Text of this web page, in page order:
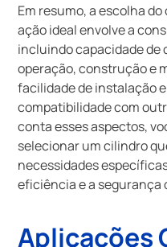
Em resumo, a escolha
ação ideal envolve a
incluindo capacidade de
operação, construção e
facilidade de instalação
compatibilidade com
conta esses aspectos,
selecionar um cilindro
necessidades
eficiência e a segurança
Aplicações